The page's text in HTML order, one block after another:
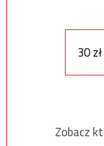
30 zł
Zobacz